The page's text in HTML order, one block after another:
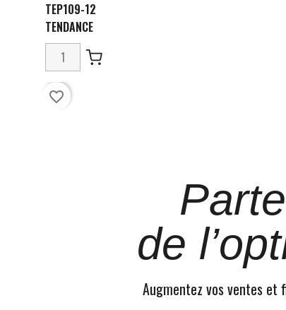
TEP109-12
TENDANCE
favorite_border
de
Augmentez vos ventes